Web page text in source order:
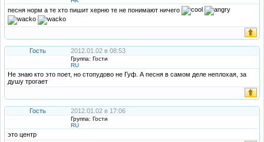
песня норм а те хто пишит херню те не понимают ничего
Гость 2012.01.02 в 08:53
Группа: Гости
RU
Не знаю кто это поет, но стопудово не Гуф. А песня в самом деле неплохая, за
душу трогает
Гость 2012.01.02 в 17:06
Группа: Гости
RU
это центр